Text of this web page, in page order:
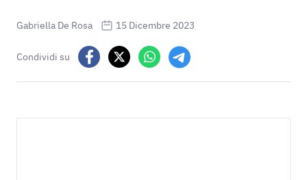
Gabriella De Rosa 15 Dicembre 2023
Condividi su